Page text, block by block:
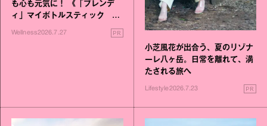
も心も元気に！ 《「ブレンデ
ィ」マイボトルスティック い
いこと毎日》シリーズが誕生
Wellness2026.7.27 PR
小芝風花が出合う、夏のリゾナ
ーレ八ヶ岳。日常を離れて、満
たされる旅へ
Lifestyle2026.7.23 PR